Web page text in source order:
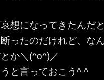
想になってきたんだと
ったのだけれど、な
か＼(^o^)／
と言っておこう^ ^